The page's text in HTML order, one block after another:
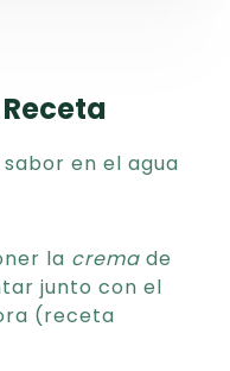
sabor en el agua
la crema de
junto con el
(receta